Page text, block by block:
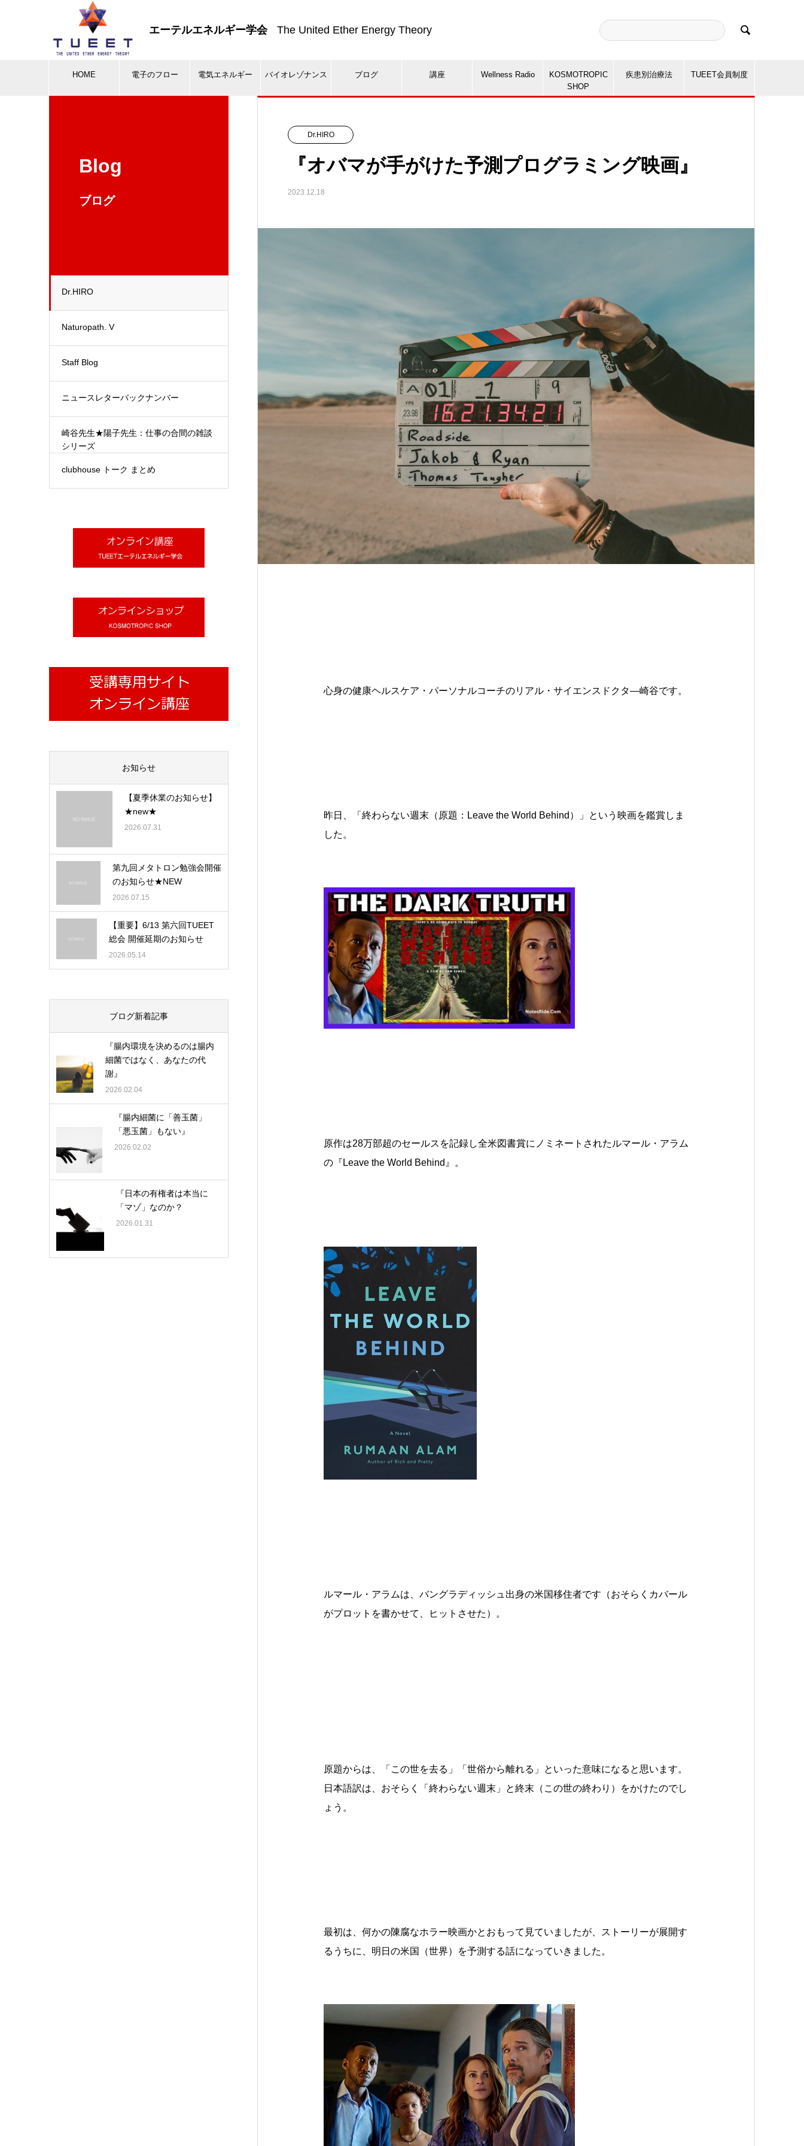
エーテルエネルギー学会 The United Ether Energy Theory 
HOME 電子のフロー 電気エネルギー バイオレゾナンス ブログ 講座 Wellness Radio
KOSMOTROPIC
SHOP
疾患別治療法 TUEET会員制度
Blog
ブログ
Dr.HIRO
Naturopath. V
Staff Blog
ニュースレターバックナンバー
崎谷先生★陽子先生：仕事の合間の雑談
シリーズ
clubhouse トーク まとめ
Dr.HIRO
『オバマが手がけた予測プログラミング映画』
2023.12.18
心身の健康ヘルスケア・パーソナルコーチのリアル・サイエンスドクタ—崎谷です。
昨日、「終わらない週末（原題：Leave the World Behind）」という映画を鑑賞しま
した。
原作は28万部超のセールスを記録し全米図書賞にノミネートされたルマール・アラム
の『Leave the World Behind』。
ルマール・アラムは、バングラディッシュ出身の米国移住者です（おそらくカバール
がプロットを書かせて、ヒットさせた）。
原題からは、「この世を去る」「世俗から離れる」といった意味になると思います。
日本語訳は、おそらく「終わらない週末」と終末（この世の終わり）をかけたのでし
ょう。
最初は、何かの陳腐なホラー映画かとおもって見ていましたが、ストーリーが展開す
るうちに、明日の米国（世界）を予測する話になっていきました。
お知らせ
【夏季休業のお知らせ】
★new★
2026.07.31
第九回メタトロン勉強会開催
のお知らせ★NEW
2026.07.15
【重要】6/13 第六回TUEET
総会 開催延期のお知らせ
2026.05.14
ブログ新着記事
『腸内環境を決めるのは腸内
細菌ではなく、あなたの代
謝』
2026.02.04
『腸内細菌に「善玉菌」
「悪玉菌」もない』
2026.02.02
『日本の有権者は本当に
「マゾ」なのか？
2026.01.31